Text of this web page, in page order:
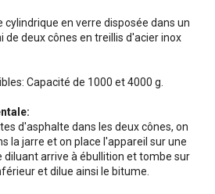
cylindrique en verre disposée dans un
de deux cônes en treillis d'acier inox
Capacité de 1000 et 4000 g.
d'asphalte dans les deux cônes, on
la jarre et on place l'appareil sur une
arrive à ébullition et tombe sur
et dilue ainsi le bitume.